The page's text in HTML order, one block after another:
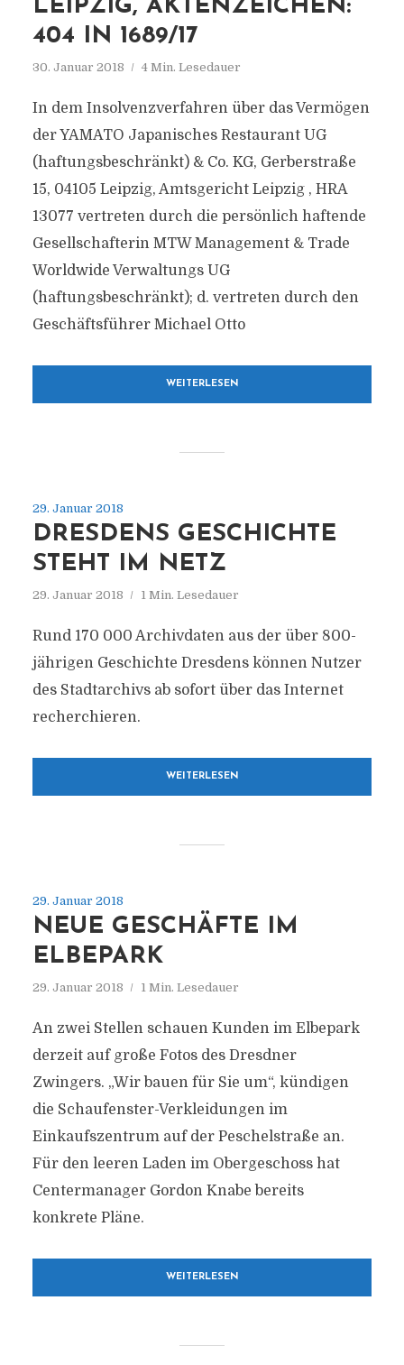
LEIPZIG, AKTENZEICHEN:
404 IN 1689/17
30. Januar 2018 4 Min. Lesedauer
In dem Insolvenzverfahren über das Vermögen
der YAMATO Japanisches Restaurant UG
(haftungsbeschränkt) & Co. KG, Gerberstraße
15, 04105 Leipzig, Amtsgericht Leipzig , HRA
13077 vertreten durch die persönlich haftende
Gesellschafterin MTW Management & Trade
Worldwide Verwaltungs UG
(haftungsbeschränkt); d. vertreten durch den
Geschäftsführer Michael Otto
WEITERLESEN
29. Januar 2018
DRESDENS GESCHICHTE
STEHT IM NETZ
29. Januar 2018 1 Min. Lesedauer
Rund 170 000 Archivdaten aus der über 800-
jährigen Geschichte Dresdens können Nutzer
des Stadtarchivs ab sofort über das Internet
recherchieren.
WEITERLESEN
29. Januar 2018
NEUE GESCHÄFTE IM
ELBEPARK
29. Januar 2018 1 Min. Lesedauer
An zwei Stellen schauen Kunden im Elbepark
derzeit auf große Fotos des Dresdner
Zwingers. „Wir bauen für Sie um“, kündigen
die Schaufenster-Verkleidungen im
Einkaufszentrum auf der Peschelstraße an.
Für den leeren Laden im Obergeschoss hat
Centermanager Gordon Knabe bereits
konkrete Pläne.
WEITERLESEN